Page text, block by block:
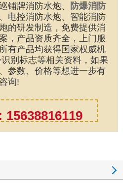
铺牌消防水炮、
防爆消防
电控消防水炮、智能消防
的研发制造，免费提供消
，产品资质齐全，上门服
有产品均获得国家权威机
别标志等相关资料，如果
参数、价格等想进一步有
询!
15638816119